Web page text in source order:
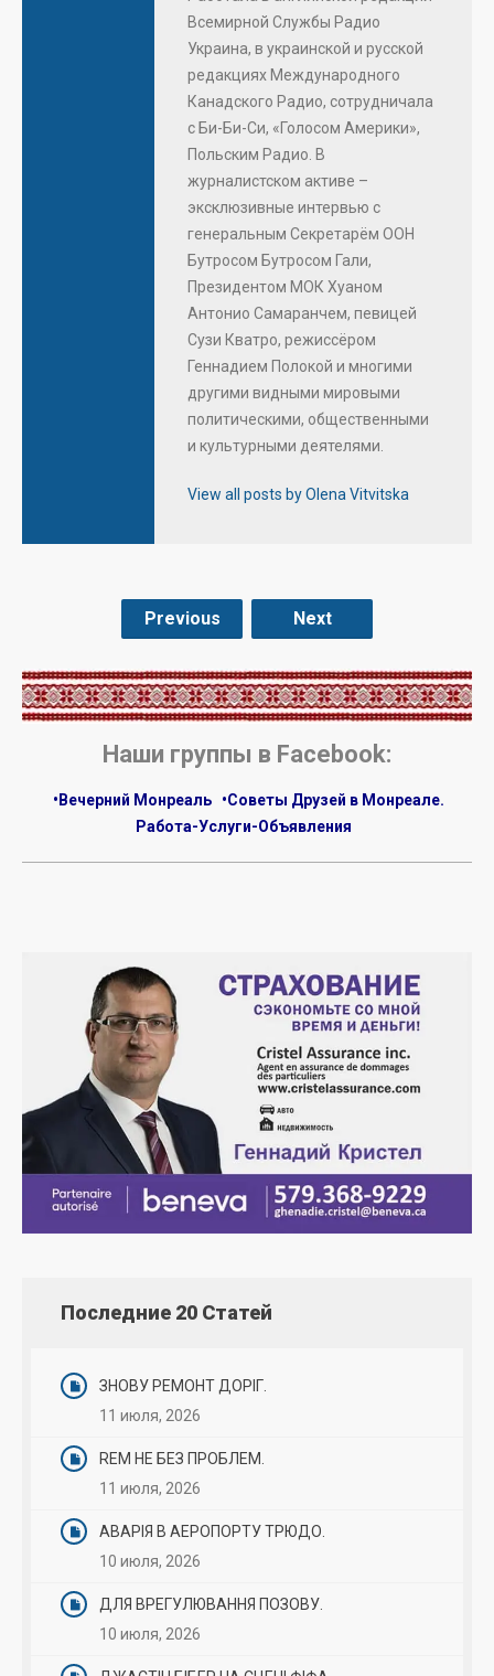
Всемирной Службы Радио
Украина, в украинской и русской
редакциях Международного
Канадского Радио, сотрудничала
с Би-Би-Си, «Голосом Америки»,
Польским Радио. В
журналистском активе –
эксклюзивные интервью с
генеральным Секретарём ООН
Бутросом Бутросом Гали,
Президентом МОК Хуаном
Антонио Самаранчем, певицей
Сузи Кватро, режиссёром
Геннадием Полокой и многими
другими видными мировыми
политическими, общественными
и культурными деятелями.
View all posts by Olena Vitvitska
Previous Next
.
Наши группы в Facebook:
•Вечерний Монреаль
•Советы Друзей в Монреале.
Работа-Услуги-Объявления
Последние 20 Статей
ЗНОВУ РЕМОНТ ДОРІГ.
11 июля, 2026
REM НЕ БЕЗ ПРОБЛЕМ.
11 июля, 2026
АВАРІЯ В АЕРОПОРТУ ТРЮДО.
10 июля, 2026
ДЛЯ ВРЕГУЛЮВАННЯ ПОЗОВУ.
10 июля, 2026